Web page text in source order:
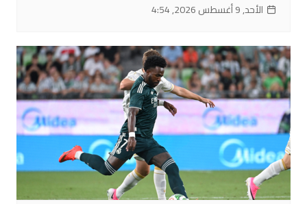
الأحد, 9 أغسطس 2026, 4:54